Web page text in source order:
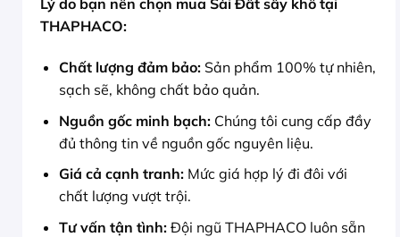
Lý do bạn nên chọn mua Sài Đất sấy khô tại
THAPHACO:
Chất lượng đảm bảo:Sản phẩm 100% tự nhiên,
sạch sẽ, không chất bảo quản.
Nguồn gốc minh bạch:Chúng tôi cung cấp đầy
đủ thông tin về nguồn gốc nguyên liệu.
Giá cả cạnh tranh:Mức giá hợp lý đi đôi với
chất lượng vượt trội.
Tư vấn tận tình:Đội ngũ THAPHACO luôn sẵn